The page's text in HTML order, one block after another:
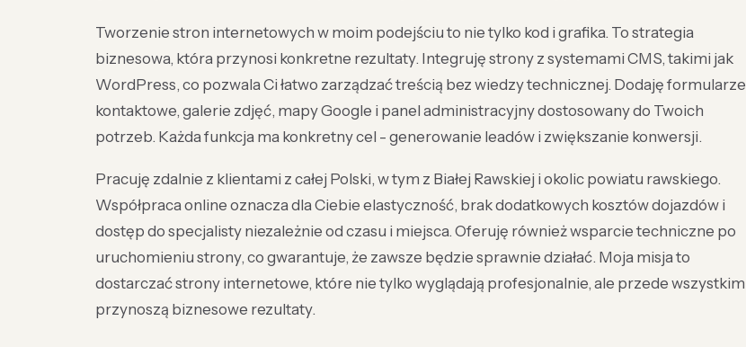
Tworzenie stron internetowych w moim podejściu to nie tylko kod i grafika. To strategia
biznesowa, która przynosi konkretne rezultaty. Integruję strony z systemami CMS, takimi jak
WordPress, co pozwala Ci łatwo zarządzać treścią bez wiedzy technicznej. Dodaję formularze
kontaktowe, galerie zdjęć, mapy Google i panel administracyjny dostosowany do Twoich
potrzeb. Każda funkcja ma konkretny cel - generowanie leadów i zwiększanie konwersji.
Pracuję zdalnie z klientami z całej Polski, w tym z Białej Rawskiej i okolic powiatu rawskiego.
Współpraca online oznacza dla Ciebie elastyczność, brak dodatkowych kosztów dojazdów i
dostęp do specjalisty niezależnie od czasu i miejsca. Oferuję również wsparcie techniczne po
uruchomieniu strony, co gwarantuje, że zawsze będzie sprawnie działać. Moja misja to
dostarczać strony internetowe, które nie tylko wyglądają profesjonalnie, ale przede wszystkim
przynoszą biznesowe rezultaty.